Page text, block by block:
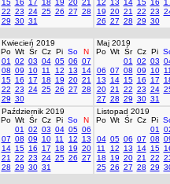
15 16 17 18 19 20 21
22 23 24 25 26 27 28
29 30 31
12
13 14 15 16
19 20 21 22 23
26 27 28 29 30
Kwiecień 2019
Po Wt Śr Cz Pi So
N
01
02 03 04 05 06 07
08 09 10 11 12 13
14
15 16 17 18 19 20 21
22 23 24 25 26 27 28
29 30
Maj 2019
Po Wt Śr Cz Pi
01
02 03
06 07 08 09 10 11
13
14 15 16 17
20 21 22 23 24
27 28 29 30 31
Październik 2019
Po Wt Śr Cz Pi So
N
01
02 03 04 05 06
07 08 09 10 11 12
13
14 15 16 17 18 19 20
21
22 23 24 25 26 27
28 29 30 31
Listopad 2019
Po Wt Śr Cz Pi
01
04 05 06 07 08
11
12 13 14 15
18
19 20 21 22
25 26 27 28 29